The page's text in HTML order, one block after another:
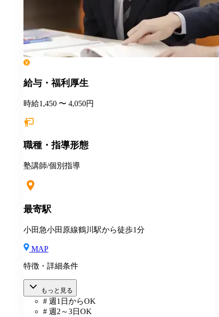
給与・福利厚生
時給1,450 〜 4,050円
職種・指導形態
塾講師/個別指導
最寄駅
小田急小田原線鶴川駅から徒歩1分
MAP
特徴・詳細条件
もっと見る
# 週1日からOK
# 週2～3日OK